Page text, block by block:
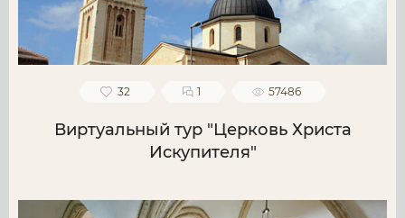
32 1 57486
Виртуальный тур "Церковь Христа
Искупителя"